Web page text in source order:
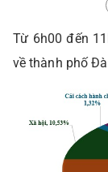
Từ 6h00 đến
về thành phố